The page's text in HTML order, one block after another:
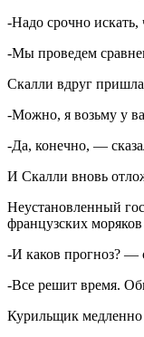
-Надо срочно искать,
-Мы проведем
Скалли вдруг
-Можно, я возьму у
-Да, конечно, —
И Скалли вновь
Неустановленный
французских
-И каков прогноз? —
-Все решит время.
Курильщик медленно